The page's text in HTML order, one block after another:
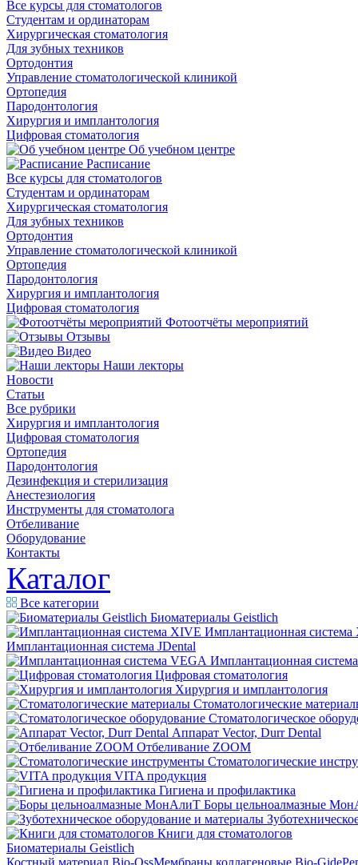
Все курсы для стоматологов
Студентам и ординаторам
Хирургическая стоматология
Для зубных техников
Ортодонтия
Управление стоматологической клиникой
Ортопедия
Пародонтология
Хирургия и имплантология
Цифровая стоматология
Об учебном центре
Расписание
Все курсы для стоматологов
Студентам и ординаторам
Хирургическая стоматология
Для зубных техников
Ортодонтия
Управление стоматологической клиникой
Ортопедия
Пародонтология
Хирургия и имплантология
Цифровая стоматология
Фотоотчёты мероприятий
Отзывы
Видео
Наши лекторы
Новости
Статьи
Все рубрики
Хирургия и имплантология
Цифровая стоматология
Ортопедия
Пародонтология
Дезинфекция и стерилизация
Анестезиология
Инструменты для стоматолога
Отбеливание
Оборудование
Контакты
Каталог
Все категории
Биоматериалы Geistlich
Имплантационная
Имплантационная система JDental
Имплантационная
Цифровая стоматология
Хирургия и имплантология
Стоматологические
Стоматологическое
Аппарат Vector, Durr Dental
Отбеливание ZOOM
Стоматологические
VITA продукция
Гигиена и профилактика
Боры цельноалмазные
Книги для стоматологов
Биоматериалы Geistlich